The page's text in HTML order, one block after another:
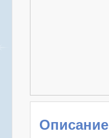
Описание